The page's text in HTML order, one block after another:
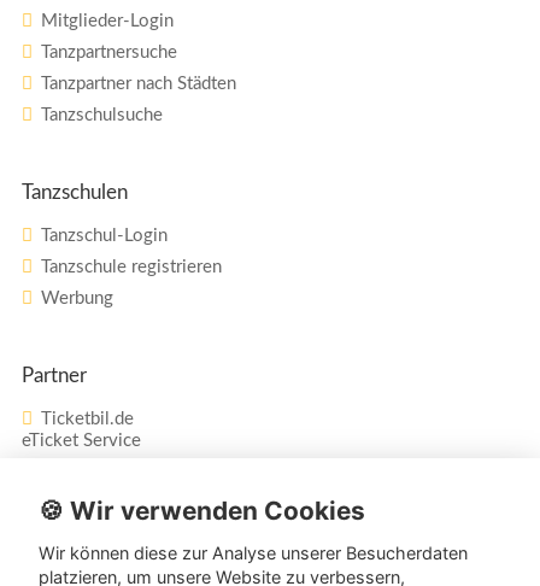
Mitglieder-Login
Tanzpartnersuche
Tanzpartner nach Städten
Tanzschulsuche
Tanzschulen
Tanzschul-Login
Tanzschule registrieren
Werbung
Partner
Ticketbil.de
eTicket Service
Vertrag widerrufen
Service
🍪 Wir verwenden Cookies
Wir können diese zur Analyse unserer Besucherdaten
platzieren, um unsere Website zu verbessern,